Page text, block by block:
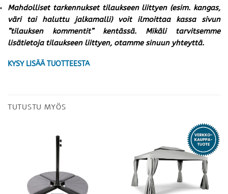
Mahdolliset tarkennukset tilaukseen liittyen (esim. kangas,
väri tai haluttu jalkamalli) voit ilmoittaa kassa sivun
”tilauksen kommentit” kentässä. Mikäli tarvitsemme
lisätietoja tilaukseen liittyen, otamme sinuun yhteyttä.
KYSY LISÄÄ TUOTTEESTA
TUTUSTU MYÖS